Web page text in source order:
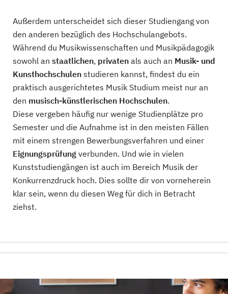
Außerdem unterscheidet sich dieser Studiengang von
den anderen bezüglich des Hochschulangebots.
Während du Musikwissenschaften und Musikpädagogik
sowohl an staatlichen, privaten als auch an Musik- und
Kunsthochschulen studieren kannst, findest du ein
praktisch ausgerichtetes Musik Studium meist nur an
den musisch-künstlerischen Hochschulen.
Diese vergeben häufig nur wenige Studienplätze pro
Semester und die Aufnahme ist in den meisten Fällen
mit einem strengen Bewerbungsverfahren und einer
Eignungsprüfung verbunden. Und wie in vielen
Kunststudiengängen ist auch im Bereich Musik der
Konkurrenzdruck hoch. Dies sollte dir von vorneherein
klar sein, wenn du diesen Weg für dich in Betracht
ziehst.